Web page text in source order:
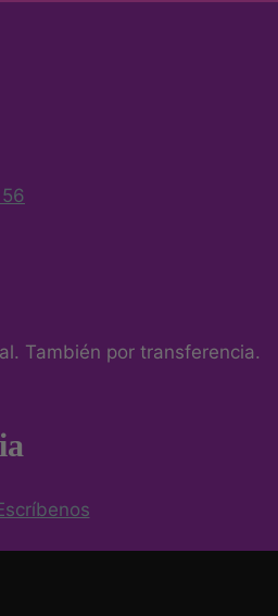
También por transferencia.